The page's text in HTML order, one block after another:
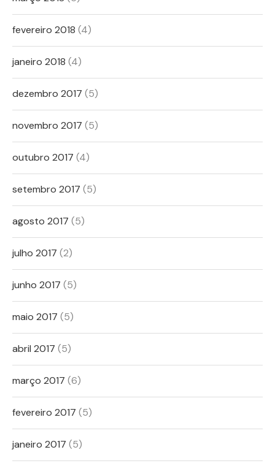
fevereiro 2018 (4)
janeiro 2018 (4)
dezembro 2017 (5)
novembro 2017 (5)
outubro 2017 (4)
setembro 2017 (5)
agosto 2017 (5)
julho 2017 (2)
junho 2017 (5)
maio 2017 (5)
abril 2017 (5)
março 2017 (6)
fevereiro 2017 (5)
janeiro 2017 (5)